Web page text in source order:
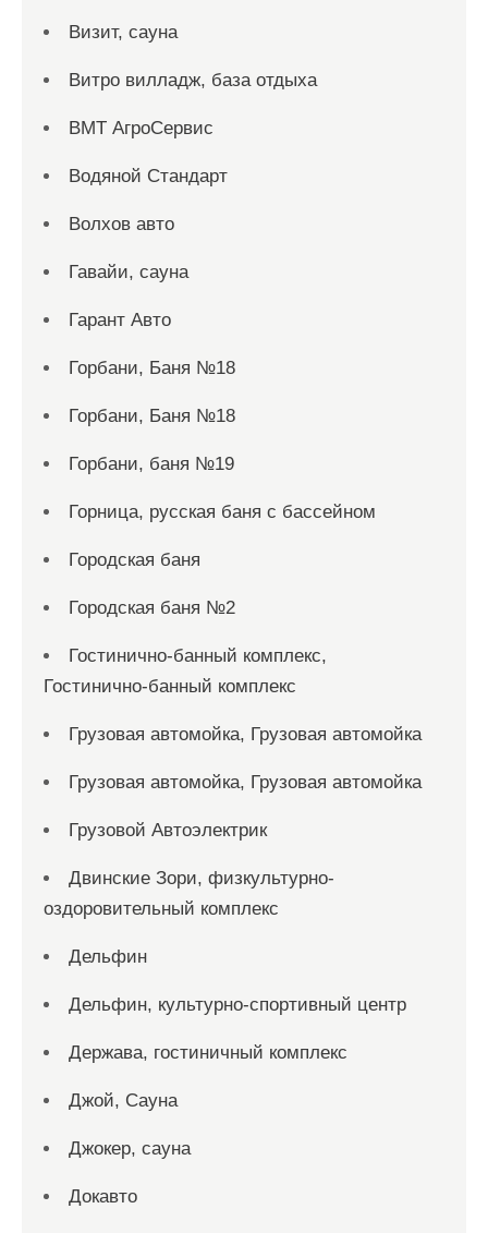
Визит, сауна
Витро вилладж, база отдыха
ВМТ АгроСервис
Водяной Стандарт
Волхов авто
Гавайи, сауна
Гарант Авто
Горбани, Баня №18
Горбани, Баня №18
Горбани, баня №19
Горница, русская баня с бассейном
Городская баня
Городская баня №2
Гостинично-банный комплекс,
Гостинично-банный комплекс
Грузовая автомойка, Грузовая автомойка
Грузовая автомойка, Грузовая автомойка
Грузовой Автоэлектрик
Двинские Зори, физкультурно-
оздоровительный комплекс
Дельфин
Дельфин, культурно-спортивный центр
Держава, гостиничный комплекс
Джой, Сауна
Джокер, сауна
Докавто